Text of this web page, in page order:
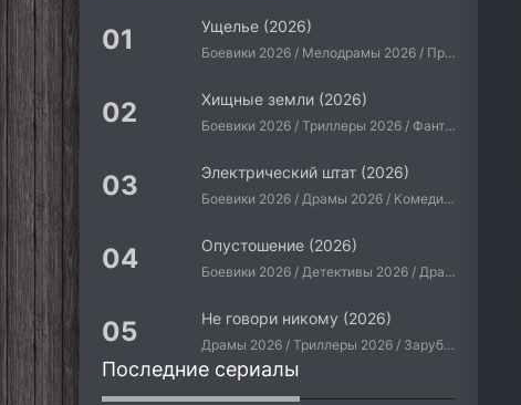
Ущелье (2026)
Боевики 2026 / Мелодрамы 2026 / Приключения 2026 / Ужасы 2026 / Фантастические 2026 / Зарубежные фильмы 2026 / Американские фильмы / Фильмы 2026
Хищные земли (2026)
Боевики 2026 / Триллеры 2026 / Фантастические 2026 / Зарубежные фильмы 2026 / Американские фильмы / Фильмы 2026
Электрический штат (2026)
Боевики 2026 / Драмы 2026 / Комедии 2026 / Приключения 2026 / Фантастические 2026 / Зарубежные фильмы 2026 / Американские фильмы / Фильмы 2026
Опустошение (2026)
Боевики 2026 / Детективы 2026 / Драмы 2026 / Криминальные фильмы 2026 / Триллеры 2026 / Зарубежные фильмы 2026 / Американские фильмы / Фильмы 2026
Не говори никому (2026)
Драмы 2026 / Триллеры 2026 / Зарубежные фильмы 2026 / Американские фильмы / Фильмы 2026
Последние сериалы